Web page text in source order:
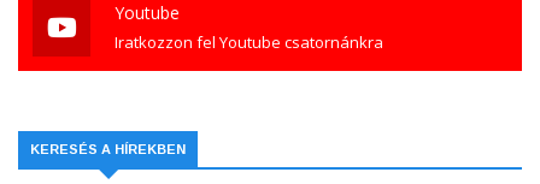
Youtube
Iratkozzon fel Youtube csatornánkra
KERESÉS A HÍREKBEN